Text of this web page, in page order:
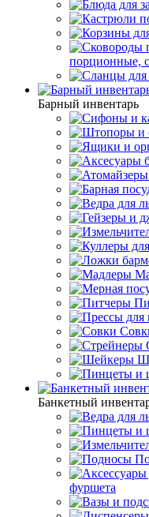
порционные,
Барный инвентарь
Банкетный
фуршета